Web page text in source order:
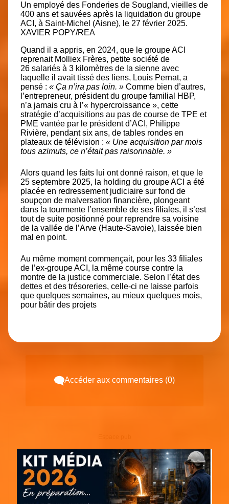
Un employé des Fonderies de Sougland, vieilles de
400 ans et sauvées après la liquidation du groupe
ACI, à Saint-Michel (Aisne), le 27 février 2025.
XAVIER POPY/REA
Quand il a appris, en 2024, que le groupe ACI
reprenait Molliex Frères, petite société de
26 salariés à 3 kilomètres de la sienne avec
laquelle il avait tissé des liens, Louis Pernat, a
pensé : « Ça n’ira pas loin. » Comme bien d’autres,
l’entrepreneur, président du groupe familial HBP,
n’a jamais cru à l’« hypercroissance », cette
stratégie d’acquisitions au pas de course de TPE et
PME vantée par le président d’ACI, Philippe
Rivière, pendant six ans, de tables rondes en
plateaux de télévision : « Une acquisition par mois
tous azimuts, ce n’était pas raisonnable. »
Alors quand les faits lui ont donné raison, et que le
25 septembre 2025, la holding du groupe ACI a été
placée en redressement judiciaire sur fond de
soupçon de malversation financière, plongeant
dans la tourmente l’ensemble de ses filiales, il s’est
tout de suite positionné pour reprendre sa voisine
de la vallée de l’Arve (Haute-Savoie), laissée bien
mal en point.
Au même moment commençait, pour les 33 filiales
de l’ex-groupe ACI, la même course contre la
montre de la justice commerciale. Selon l’état des
dettes et des trésoreries, celle-ci ne laisse parfois
que quelques semaines, au mieux quelques mois,
pour bâtir des projets
Accéder aux commentaires (0)